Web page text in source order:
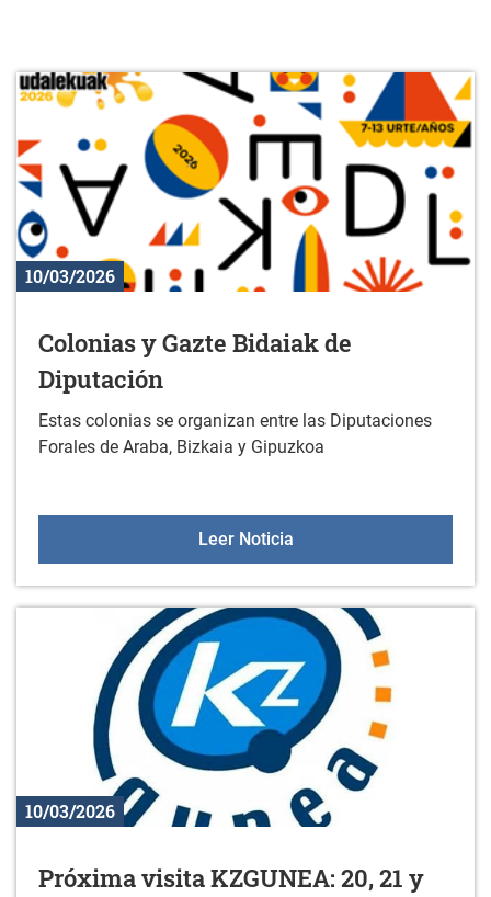
10/03/2026
Colonias y Gazte Bidaiak de
Diputación
Estas colonias se organizan entre las Diputaciones
Forales de Araba, Bizkaia y Gipuzkoa
Leer NoticiaColonias y Gazte
10/03/2026
Próxima visita KZGUNEA: 20, 21 y